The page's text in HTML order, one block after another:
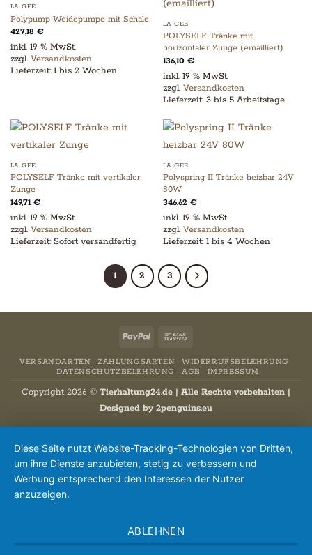
LA GEE
Polypump Weidepumpe mit Schale
427,18 €
inkl. 19 % MwSt.
zzgl. Versandkosten
Lieferzeit: 1 bis 2 Wochen
LA GEE
POLYSELF Tränke mit
horizontaler Zunge (emailliert)
136,10 €
inkl. 19 % MwSt.
zzgl. Versandkosten
Lieferzeit: 3 bis 5 Arbeitstage
LA GEE
POLYSELF Tränke mit vertikaler
Zunge
149,71 €
inkl. 19 % MwSt.
zzgl. Versandkosten
Lieferzeit: Sofort versandfertig
LA GEE
Polyspring II Tränke heizbar 24V
80W
346,62 €
inkl. 19 % MwSt.
zzgl. Versandkosten
Lieferzeit: 1 bis 4 Wochen
1 2 3
PayPal
VERSANDARTEN ZAHLUNGSARTEN
WIDERRUFSBELEHRUNG
DATENSCHUTZBELEHRUNG
AGB IMPRESSUM
Copyright 2026 © Tierhaltung24.de | Alle Rechte vorbehalten |
Designed by2penguins.eu
Diese Seite nutzt Website-Tracking-Technologien von Dritten,
um ihre Dienste anzubieten, stetig zu verbessern und
Werbung entsprechend den Interessen der Nutzer
anzuzeigen.
ABLEHNEN